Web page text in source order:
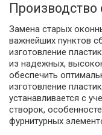
Замена старых
важнейших пунктов
изготовление
из надежных,
обеспечить
изготовление
устанавливается с
створок,
фурнитурных